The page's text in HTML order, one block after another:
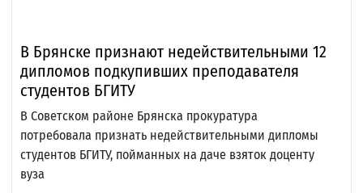
В Брянске признают недействительными 12
дипломов подкупивших преподавателя
студентов БГИТУ
В Советском районе Брянска прокуратура
потребовала признать недействительными дипломы
студентов БГИТУ, пойманных на даче взяток доценту
вуза